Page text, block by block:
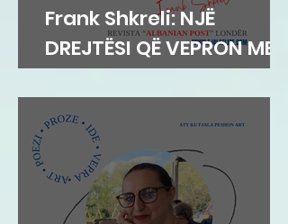
Frank Shkreli: NJË
DREJTËSI QË VEPRON ME
INTEGRITET